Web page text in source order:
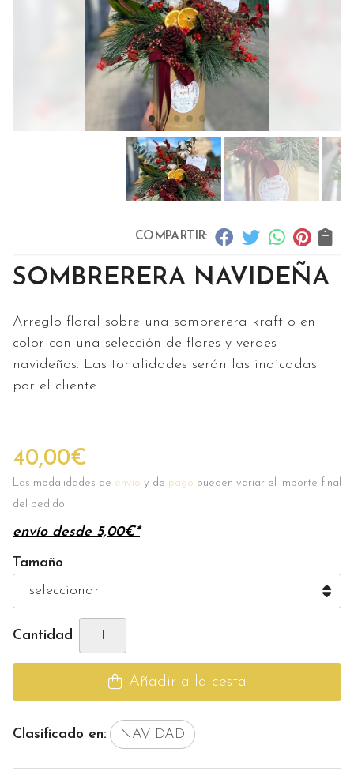
COMPARTIR:
SOMBRERERA NAVIDEÑA
Arreglo floral sobre una sombrerera kraft o en
color con una selección de flores y verdes
navideños. Las tonalidades serán las indicadas
por el cliente.
40,00€
Las modalidades de envío y de pago pueden variar el importe final
del pedido.
envío desde 5,00€*
Tamaño
Cantidad
Añadir a la cesta
Clasificado en: NAVIDAD